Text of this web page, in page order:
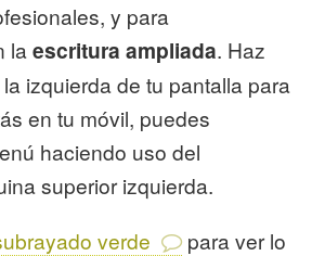
y para
laescritura ampliada. Haz
izquierda de tu pantalla para
en tu móvil, puedes
haciendo uso del
superior izquierda.
verde
para ver lo